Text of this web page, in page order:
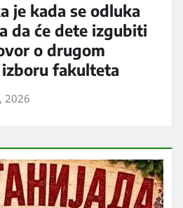
je kada se odluka
da će dete izgubiti
o drugom
fakulteta
2026